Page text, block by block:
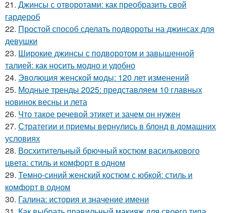
21. Джинсы с отворотами: как преобразить свой
гардероб
22. Простой способ сделать подвороты на джинсах для
девушки
23. Широкие джинсы с подворотом и завышенной
талией: как носить модно и удобно
24. Эволюция женской моды: 120 лет изменений
25. Модные тренды 2025: представляем 10 главных
новинок весны и лета
26. Что такое речевой этикет и зачем он нужен
27. Стратегии и приемы вернулись в блонд в домашних
условиях
28. Восхитительный брючный костюм василькового
цвета: стиль и комфорт в одном
29. Темно-синий женский костюм с юбкой: стиль и
комфорт в одном
30. Галина: история и значение имени